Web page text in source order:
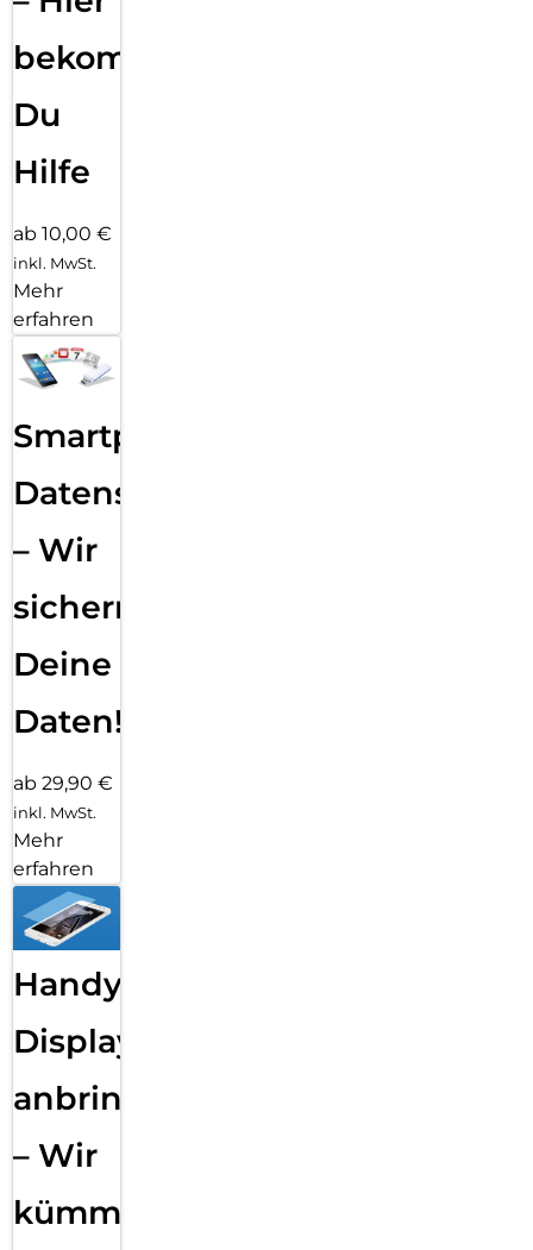
bekommst
Du
Hilfe
ab 10,00 €
inkl. MwSt.
Mehr
erfahren
Smartphone
Datensicherung
– Wir
sichern
Deine
Daten!
ab 29,90 €
inkl. MwSt.
Mehr
erfahren
Handy
Displayfolie
anbringen
– Wir
kümmern